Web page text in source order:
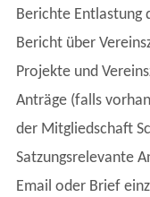
Berichte Entlastung
Bericht über
Projekte und
Anträge (falls
der Mitgliedschaft
Satzungsrelevante
Email oder Brief